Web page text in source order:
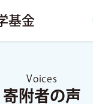
基金
Voices
寄附者の声